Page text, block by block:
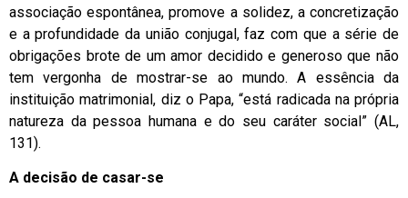
associação espontânea, promove a solidez, a concretização
e a profundidade da união conjugal, faz com que a série de
obrigações brote de um amor decidido e generoso que não
tem vergonha de mostrar-se ao mundo. A essência da
instituição matrimonial, diz o Papa, “está radicada na própria
natureza da pessoa humana e do seu caráter social” (AL,
131).
A decisão de casar-se